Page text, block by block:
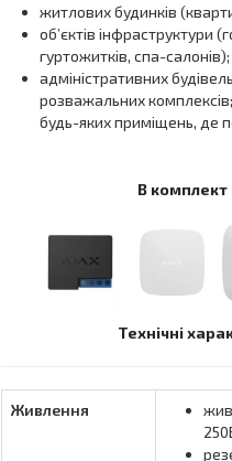
житлових будинків
об’єктів інфраструктури
гуртожитків, спа-салонів);
адміністративних
розважальних
будь-яких приміщень, де
В
Технічні
Живлення